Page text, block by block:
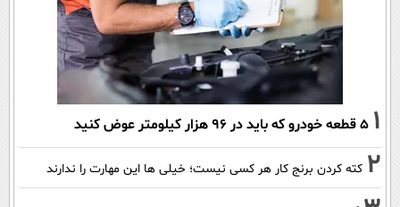
1 ۵ قطعه خودرو که باید در ۹۶ هزار کیلومتر عوض کنید
2 کته کردن برنج کار هر کسی نیست؛ خیلی ها این مهارت را ندارند